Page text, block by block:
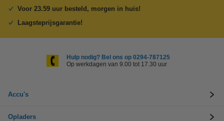
Voor 23.59 uur besteld, morgen in huis!
Laagsteprijsgarantie!
Hulp nodig? Bel ons op 0294-787125
Op werkdagen van 9.00 tot 17.30 uur
Accu's
Opladers